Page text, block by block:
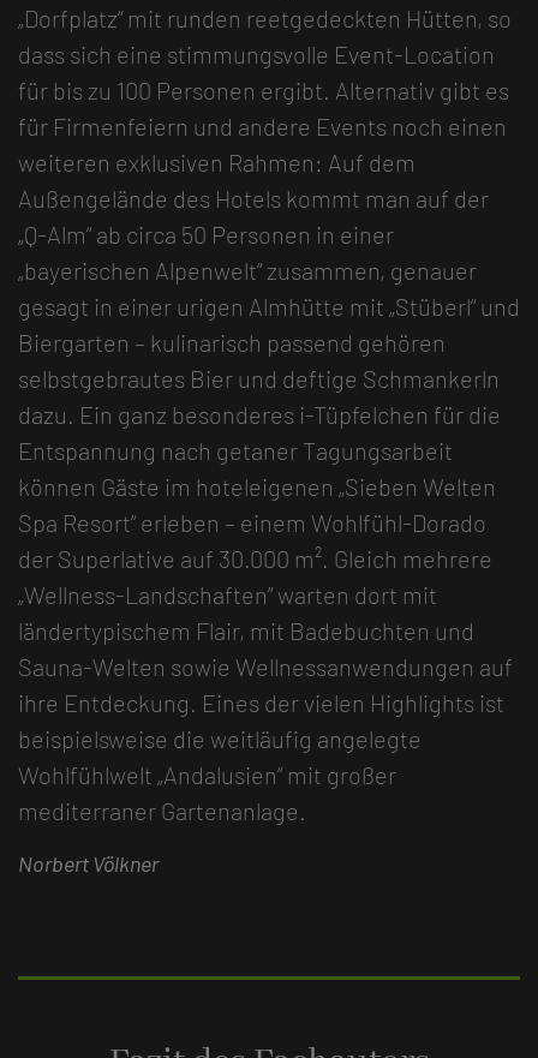
„Dorfplatz“ mit runden reetgedeckten Hütten, so
dass sich eine stimmungsvolle Event-Location
für bis zu 100 Personen ergibt. Alternativ gibt es
für Firmenfeiern und andere Events noch einen
weiteren exklusiven Rahmen: Auf dem
Außengelände des Hotels kommt man auf der
„Q-Alm“ ab circa 50 Personen in einer
„bayerischen Alpenwelt“ zusammen, genauer
gesagt in einer urigen Almhütte mit „Stüberl“ und
Biergarten – kulinarisch passend gehören
selbstgebrautes Bier und deftige Schmankerln
dazu. Ein ganz besonderes i-Tüpfelchen für die
Entspannung nach getaner Tagungsarbeit
können Gäste im hoteleigenen „Sieben Welten
Spa Resort“ erleben – einem Wohlfühl-Dorado
der Superlative auf 30.000 m². Gleich mehrere
„Wellness-Landschaften“ warten dort mit
ländertypischem Flair, mit Badebuchten und
Sauna-Welten sowie Wellnessanwendungen auf
ihre Entdeckung. Eines der vielen Highlights ist
beispielsweise die weitläufig angelegte
Wohlfühlwelt „Andalusien“ mit großer
mediterraner Gartenanlage.
Norbert Völkner